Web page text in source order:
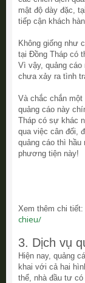
mật độ dày đặc,
tiếp cận khách
Không giống như
tại Đồng Tháp có
Vì vậy, quảng cáo
chưa xảy ra tình
Và chắc chắn
quảng cáo này
Tháp có sự khác
qua việc cân đối,
quảng cáo thì
phương tiện này!
Xem thêm chi tiết:
chieu/
3. Dịch vụ
Hiện nay, quảng
khai với cả hai
thể, nhà đầu tư